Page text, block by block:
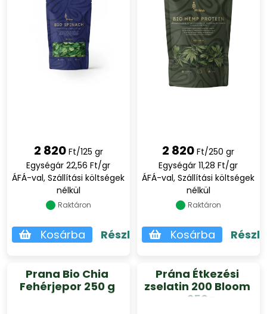
2 820 Ft/125 gr
Egységár 22,56 Ft/gr
ÁFÁ-val, Szállítási költségek
nélkül
Raktáron
Kosárba Részletek
2 820 Ft/250 gr
Egységár 11,28 Ft/gr
ÁFÁ-val, Szállítási költségek
nélkül
Raktáron
Kosárba
Prana Bio Chia
Fehérjepor 250 g
Prána Étkezési
zselatin 200 Bloom
- 250g